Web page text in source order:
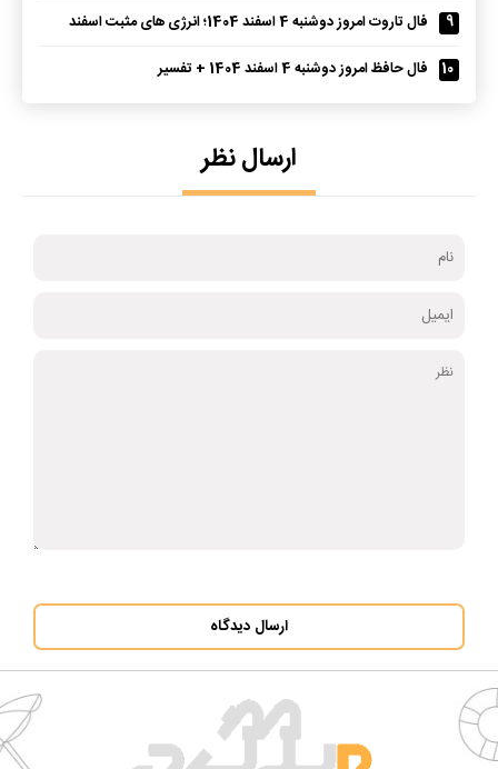
9
فال تاروت امروز دوشنبه 4 اسفند 1404؛ انرژی های مثبت اسفند
10
فال حافظ امروز دوشنبه 4 اسفند 1404 + تفسیر
ارسال نظر
ارسال دیدگاه